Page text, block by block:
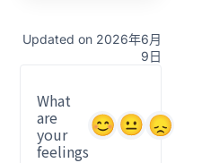
Updated on 2026年6月
9日
What
are
your
feelings